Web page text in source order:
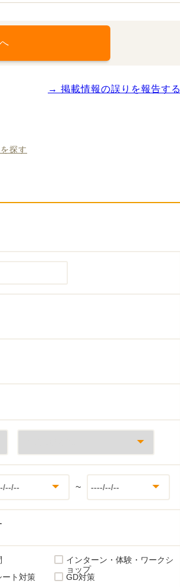
→ 掲載情報の誤りを報告する
探す
~
インターン・体験・ワークシ
ョップ
ート対策
GD対策